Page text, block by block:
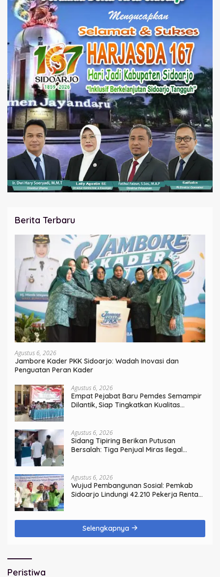
Berita Terbaru
Agustus 6, 2026
Jambore Kader PKK Sidoarjo: Wadah Inovasi dan
Penguatan Peran Kader
Agustus 6, 2026
Empat Pejabat Baru Pemdes Semampir
Dilantik, Siap Tingkatkan Kualitas
Agustus 6, 2026
Sidang Tipiring Berikan Putusan
Bersalah: Tiga Penjual Miras Ilegal
Agustus 6, 2026
Wujud Pembangunan Sosial: Pemkab
Sidoarjo Lindungi 42.210 Pekerja Rentan
Selengkapnya
Peristiwa